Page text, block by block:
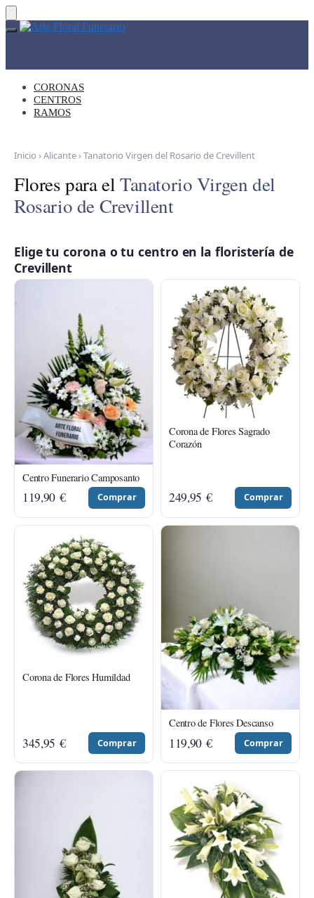
Skip
Skip
CORONAS
CENTROS
RAMOS
Inicio ›Alicante›Tanatorio Virgen del Rosario de Crevillent
Flores para elTanatorio Virgen del
Rosario de Crevillent
Elige tu corona o tu centro en la floristería de
Crevillent
Centro Funerario Camposanto
119,90 € Comprar
Corona de Flores Sagrado
Corazón
249,95 € Comprar
Corona de Flores Humildad
345,95 € Comprar
Centro de Flores Descanso
119,90 € Comprar